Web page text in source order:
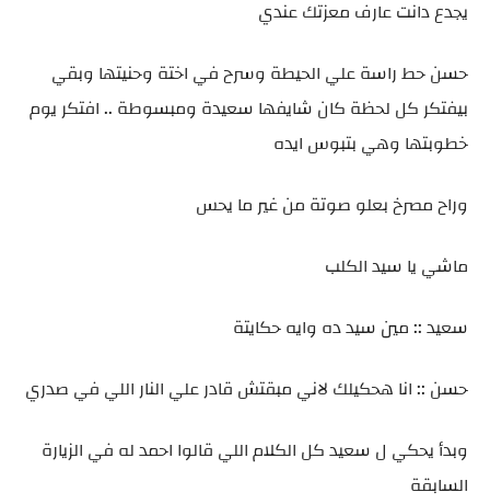
يجدع دانت عارف معزتك عندي
حسن حط راسة علي الحيطة وسرح في اختة وحنيتها وبقي
بيفتكر كل لحظة كان شايفها سعيدة ومبسوطة .. افتكر يوم
خطوبتها وهي بتبوس ايده
وراح مصرخ بعلو صوتة من غير ما يحس
ماشي يا سيد الكلب
سعيد :: مين سيد ده وايه حكايتة
حسن :: انا هحكيلك لاني مبقتش قادر علي النار اللي في صدري
وبدأ يحكي ل سعيد كل الكلام اللي قالوا احمد له في الزيارة
السابقة